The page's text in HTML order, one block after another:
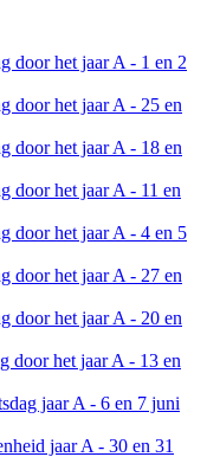
door het jaar A - 1 en 2
door het jaar A - 25 en
door het jaar A - 18 en
door het jaar A - 11 en
door het jaar A - 4 en 5
door het jaar A - 27 en
door het jaar A - 20 en
door het jaar A - 13 en
jaar A - 6 en 7 juni
jaar A - 30 en 31